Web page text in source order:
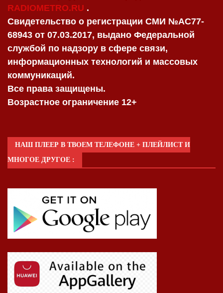
RADIOMETRO.RU .
Свидетельство о регистрации СМИ №AC77-
68943 от 07.03.2017, выдано Федеральной
службой по надзору в сфере связи,
информационных технологий и массовых
коммуникаций.
Все права защищены.
Возрастное ограничение 12+
НАШ ПЛЕЕР В ТВОЕМ ТЕЛЕФОНЕ + ПЛЕЙЛИСТ И
МНОГОЕ ДРУГОЕ :